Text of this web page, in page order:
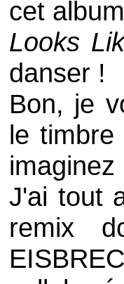
cet
Looks
danser !
Bon, je
le
imaginez
J'ai tout
remix